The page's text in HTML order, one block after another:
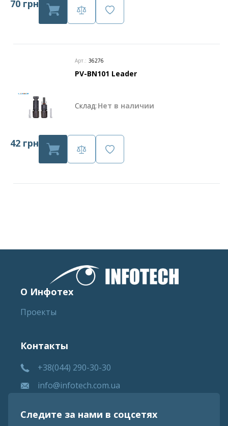
70 грн
Арт.: 36276
PV-BN101 Leader
Склад: Нет в наличии
42 грн
О Инфотех
Проекты
Контакты
+38(044) 290-30-30
info@infotech.com.ua
Следите за нами в соцсетях